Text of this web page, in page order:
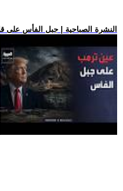
.. النشرة الصباحية | جبل الفأس